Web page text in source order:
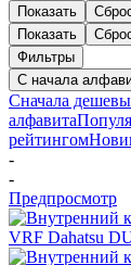
Показать
Показать
Фильтры
С начала
Сначала
алфавита
рейтингом
-
-
Предпросмотр